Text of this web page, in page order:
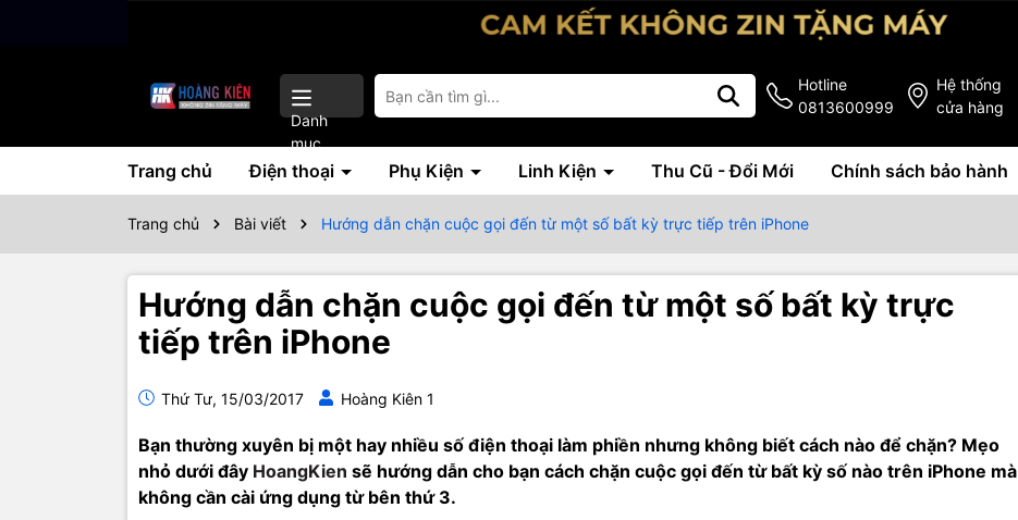
Danh
mục
Hotline
0813600999
Hệ thống
cửa hàng
Trang chủ Điện thoại Phụ Kiện Linh Kiện Thu Cũ - Đổi Mới Chính sách bảo hành
Trang chủ Bài viết Hướng dẫn chặn cuộc gọi đến từ một số bất kỳ trực tiếp trên iPhone
Hướng dẫn chặn cuộc gọi đến từ một số bất kỳ trực
tiếp trên iPhone
Thứ Tư, 15/03/2017 Hoàng Kiên 1
Bạn thường xuyên bị một hay nhiều số điện thoại làm phiền nhưng không biết cách nào để chặn? Mẹo
nhỏ dưới đây HoangKien sẽ hướng dẫn cho bạn cách chặn cuộc gọi đến từ bất kỳ số nào trên iPhone mà
không cần cài ứng dụng từ bên thứ 3.